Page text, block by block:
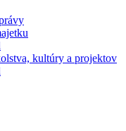
kultúry a projektov